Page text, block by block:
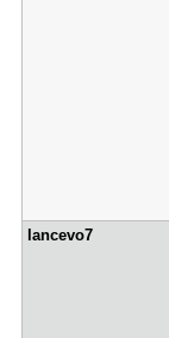
lancevo7